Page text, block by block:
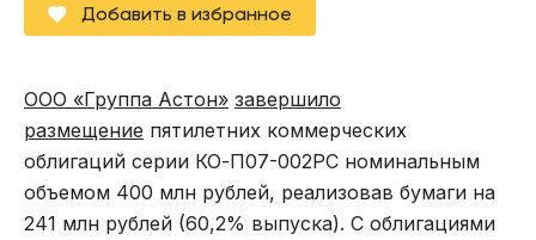
Добавить в избранное
ООО «Группа Астон» завершило
размещение пятилетних коммерческих
облигаций серии КО-П07-002РС номинальным
объемом 400 млн рублей, реализовав бумаги на
241 млн рублей (60,2% выпуска). С облигациями